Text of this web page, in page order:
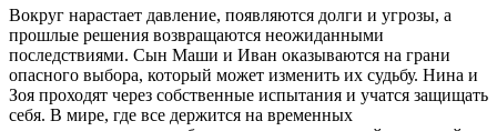
Вокруг нарастает давление, появляются долги и угрозы, а
прошлые решения возвращаются неожиданными
последствиями. Сын Маши и Иван оказываются на грани
опасного выбора, который может изменить их судьбу. Нина и
Зоя проходят через собственные испытания и учатся защищать
себя. В мире, где все держится на временных